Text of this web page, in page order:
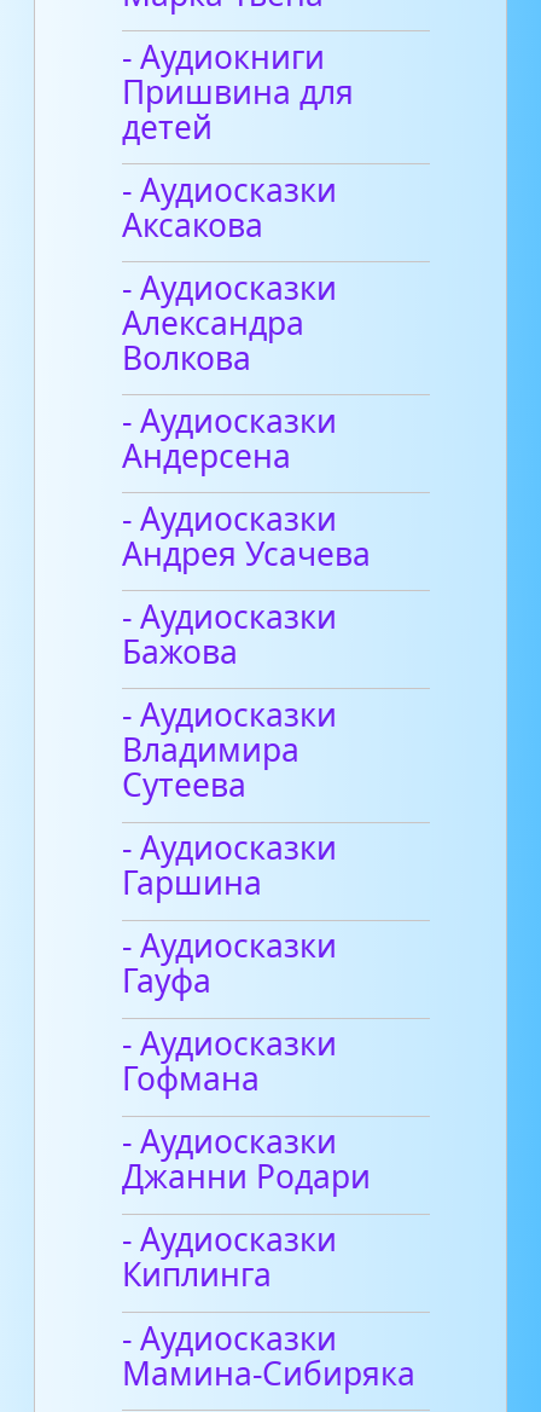
- Аудиокниги
Пришвина для
детей
- Аудиосказки
Аксакова
- Аудиосказки
Александра
Волкова
- Аудиосказки
Андерсена
- Аудиосказки
Андрея Усачева
- Аудиосказки
Бажова
- Аудиосказки
Владимира
Сутеева
- Аудиосказки
Гаршина
- Аудиосказки
Гауфа
- Аудиосказки
Гофмана
- Аудиосказки
Джанни Родари
- Аудиосказки
Киплинга
- Аудиосказки
Мамина-Сибиряка